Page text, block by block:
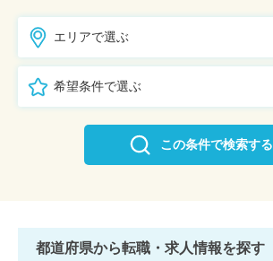
エリアで選ぶ
希望条件で選ぶ
この条件で検索する
都道府県から転職・求人情報を探す